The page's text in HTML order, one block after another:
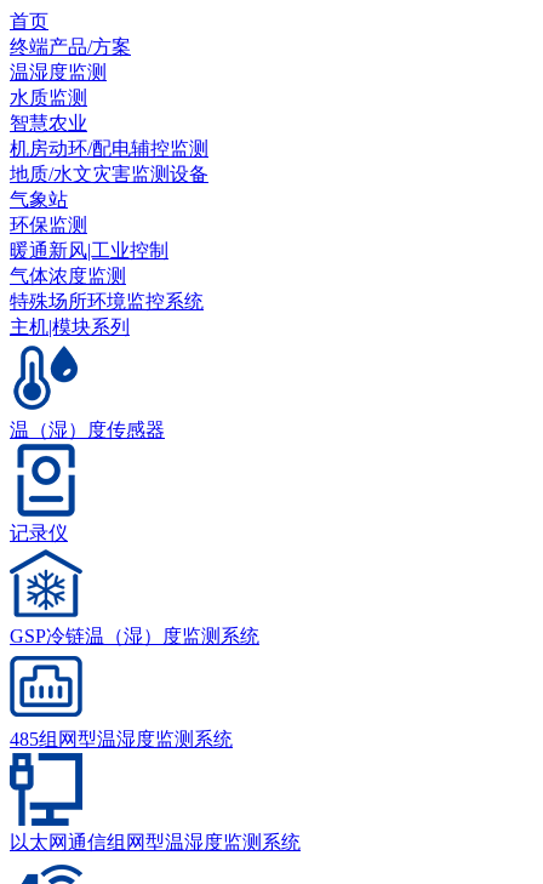
首页
终端产品/方案
温湿度监测
水质监测
智慧农业
机房动环/配电辅控监测
地质/水文灾害监测设备
气象站
环保监测
暖通新风|工业控制
气体浓度监测
特殊场所环境监控系统
主机|模块系列
温（湿）度传感器
记录仪
GSP冷链温（湿）度监测系统
485组网型温湿度监测系统
以太网通信组网型温湿度监测系统